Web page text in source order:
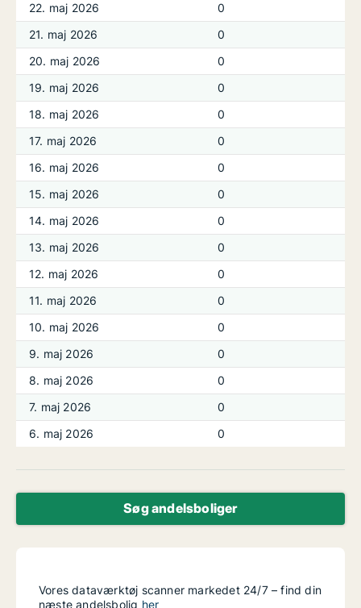
22. maj 2026
0
21. maj 2026
0
20. maj 2026
0
19. maj 2026
0
18. maj 2026
0
17. maj 2026
0
16. maj 2026
0
15. maj 2026
0
14. maj 2026
0
13. maj 2026
0
12. maj 2026
0
11. maj 2026
0
10. maj 2026
0
9. maj 2026
0
8. maj 2026
0
7. maj 2026
0
6. maj 2026
0
Søg andelsboliger
Vores dataværktøj scanner markedet 24/7 – find din
næste andelsbolig her